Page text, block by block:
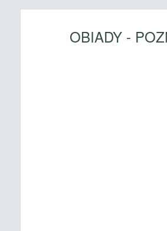
OBIADY -